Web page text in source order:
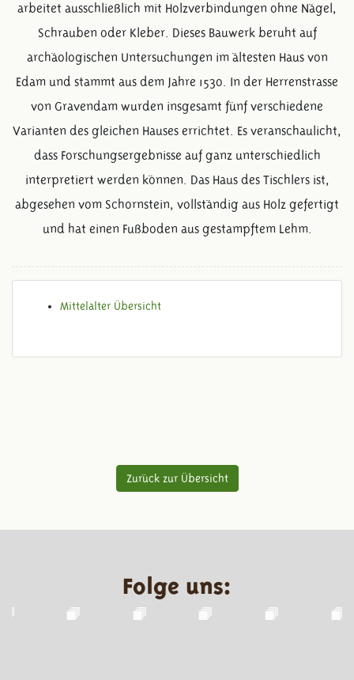
arbeitet ausschließlich mit Holzverbindungen ohne Nägel,
Schrauben oder Kleber. Dieses Bauwerk beruht auf
archäologischen Untersuchungen im ältesten Haus von
Edam und stammt aus dem Jahre 1530. In der Herrenstrasse
von Gravendam wurden insgesamt fünf verschiedene
Varianten des gleichen Hauses errichtet. Es veranschaulicht,
dass Forschungsergebnisse auf ganz unterschiedlich
interpretiert werden können. Das Haus des Tischlers ist,
abgesehen vom Schornstein, vollständig aus Holz gefertigt
und hat einen Fußboden aus gestampftem Lehm.
Mittelalter Übersicht
Zurück zur Übersicht
Folge uns: